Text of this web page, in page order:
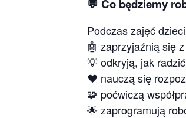
💬 Co będziemy
Podczas zajęć
🤖 zaprzyjaźnią się
💡 odkryją, jak
❤️ nauczą się
🧩 poćwiczą
🌟 zaprogramują